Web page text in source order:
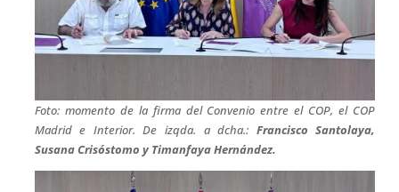
Foto: momento de la firma del Convenio entre el COP, el COP
Madrid e Interior. De izqda. a dcha.: Francisco Santolaya,
Susana Crisóstomo y Timanfaya Hernández.